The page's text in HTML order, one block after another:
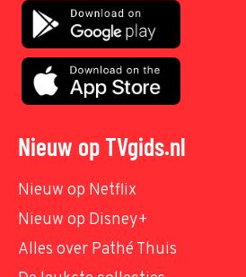
Nieuw op TVgids.nl
Nieuw op Netflix
Nieuw op Disney+
Alles over Pathé Thuis